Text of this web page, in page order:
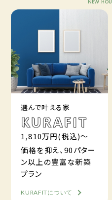
NEW
選んで叶える家
1,810万円(税込)～
価格を抑え、90パター
ン以上の豊富な新築
プラン
KURAFITについて